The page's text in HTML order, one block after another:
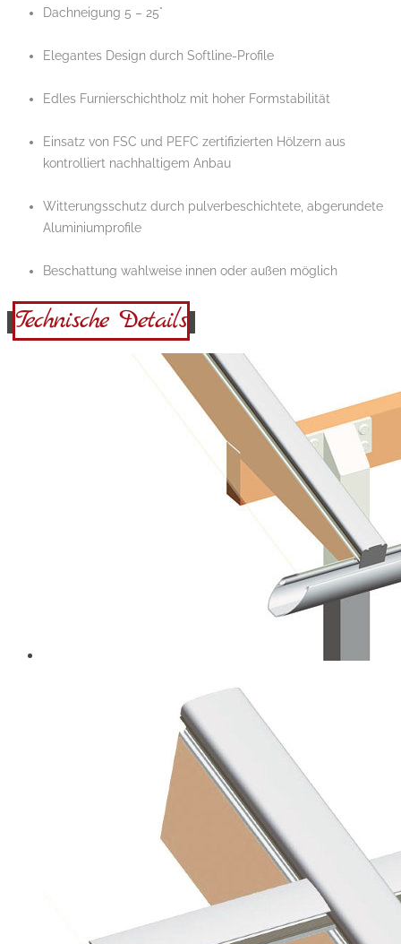
Dachneigung 5 – 25°
Elegantes Design durch Softline-Profile
Edles Furnierschichtholz mit hoher Formstabilität
Einsatz von FSC und PEFC zertifizierten Hölzern aus
kontrolliert nachhaltigem Anbau
Witterungsschutz durch pulverbeschichtete, abgerundete
Aluminiumprofile
Beschattung wahlweise innen oder außen möglich
Technische Details